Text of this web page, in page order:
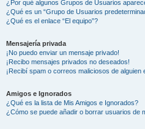
¿Por qué algunos Grupos de Usuarios
¿Qué es un “Grupo de Usuarios
¿Qué es el enlace “El equipo”?
Mensajería privada
¡No puedo enviar un mensaje privado!
¡Recibo mensajes privados no deseados!
¡Recibí spam o correos maliciosos de alguien
Amigos e Ignorados
¿Qué es la lista de Mis Amigos e Ignorados?
¿Cómo se puede añadir o borrar usuarios de